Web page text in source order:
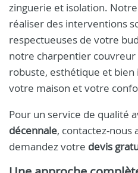
zinguerie et isolation. Notre
réaliser des interventions
respectueuses de votre
notre charpentier
robuste, esthétique et
votre maison et votre
Pour un service de qualité
décennale, contactez-nous
demandez votre devis